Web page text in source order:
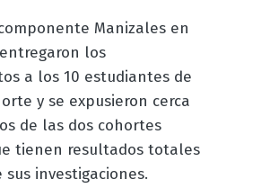
Manizales en
entregaron los
a los 10 estudiantes de
y se expusieron cerca
de las dos cohortes
tienen resultados totales
investigaciones.